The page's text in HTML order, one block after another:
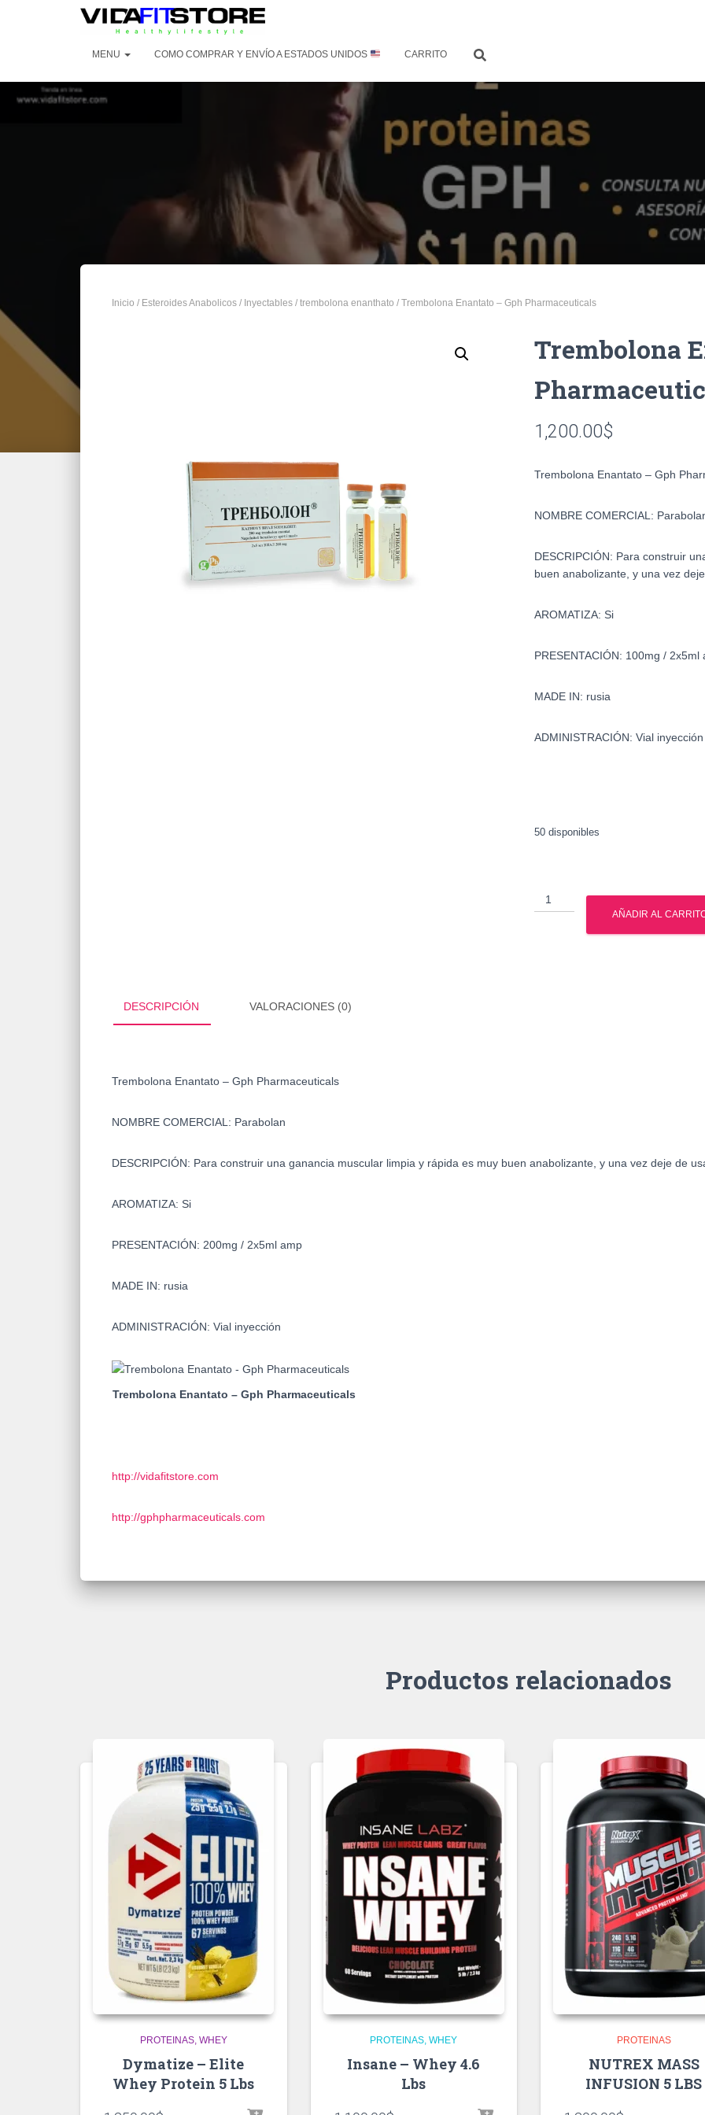
MENU COMO COMPRAR Y ENVÍO A ESTADOS UNIDOS CARRITO
Inicio / Esteroides Anabolicos / Inyectables / trembolona enanthato / Trembolona Enantato – Gph Pharmaceuticals
Trembolona
1,200.00$
Trembolona Enantato – Gph
NOMBRE COMERCIAL:
DESCRIPCIÓN: Para construir
buen anabolizante, y una vez
AROMATIZA: Si
PRESENTACIÓN: 100mg / 2x5ml
MADE IN: rusia
ADMINISTRACIÓN: Vial inyección
50 disponibles
Trembolona
Enantato
AÑADIR AL
DESCRIPCIÓN VALORACIONES (0)
Trembolona Enantato – Gph Pharmaceuticals
NOMBRE COMERCIAL: Parabolan
DESCRIPCIÓN: Para construir una ganancia muscular limpia y rápida es muy buen anabolizante, y una vez deje de
AROMATIZA: Si
PRESENTACIÓN: 200mg / 2x5ml amp
MADE IN: rusia
ADMINISTRACIÓN: Vial inyección
Trembolona Enantato – Gph Pharmaceuticals
http://vidafitstore.com
http://gphpharmaceuticals.com
Productos relacionados
PROTEINAS WHEY
Dymatize – Elite
Whey Protein 5 Lbs
PROTEINAS WHEY
Insane – Whey 4.6
Lbs
PROTEINAS
NUTREX MASS
INFUSION 5 LBS